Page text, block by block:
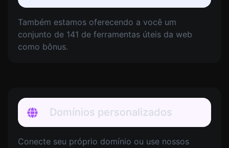
Também estamos oferecendo a você um
conjunto de 141 de ferramentas úteis da web
como bônus.
Domínios personalizados
Conecte seu próprio domínio ou use nossos